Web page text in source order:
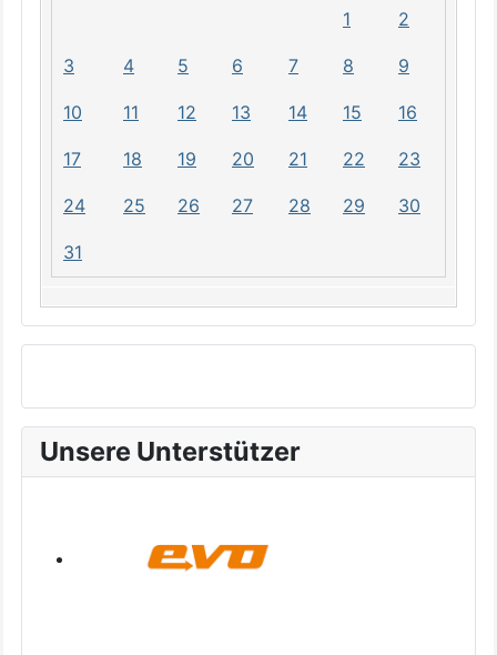
1 2
3 4 5 6 7 8 9
10 11 12 13 14 15 16
17 18 19 20 21 22 23
24 25 26 27 28 29 30
31
Unsere Unterstützer